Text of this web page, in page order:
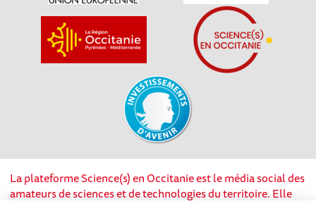
La plateforme Science(s) en Occitanie est le média social des
amateurs de sciences et de technologies du territoire. Elle